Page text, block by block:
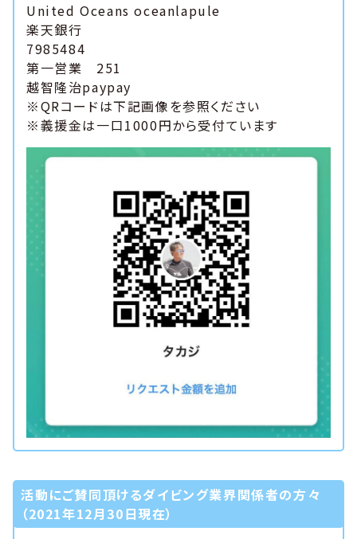
United Oceans oceanlapule
楽天銀行
7985484
第一営業 251
越智隆治paypay
※QRコードは下記画像を参照ください
※義援金は一口1000円から受付ています
活動にご賛同頂けるダイビング業界関係者の方々
（2021年12月30日現在）